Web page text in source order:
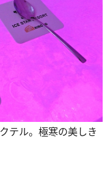
テル。極寒の美しき